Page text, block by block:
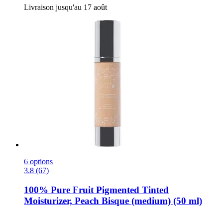
Livraison jusqu'au 17 août
6 options
3.8 (67)
100% Pure Fruit Pigmented Tinted
Moisturizer, Peach Bisque (medium) (50 ml)